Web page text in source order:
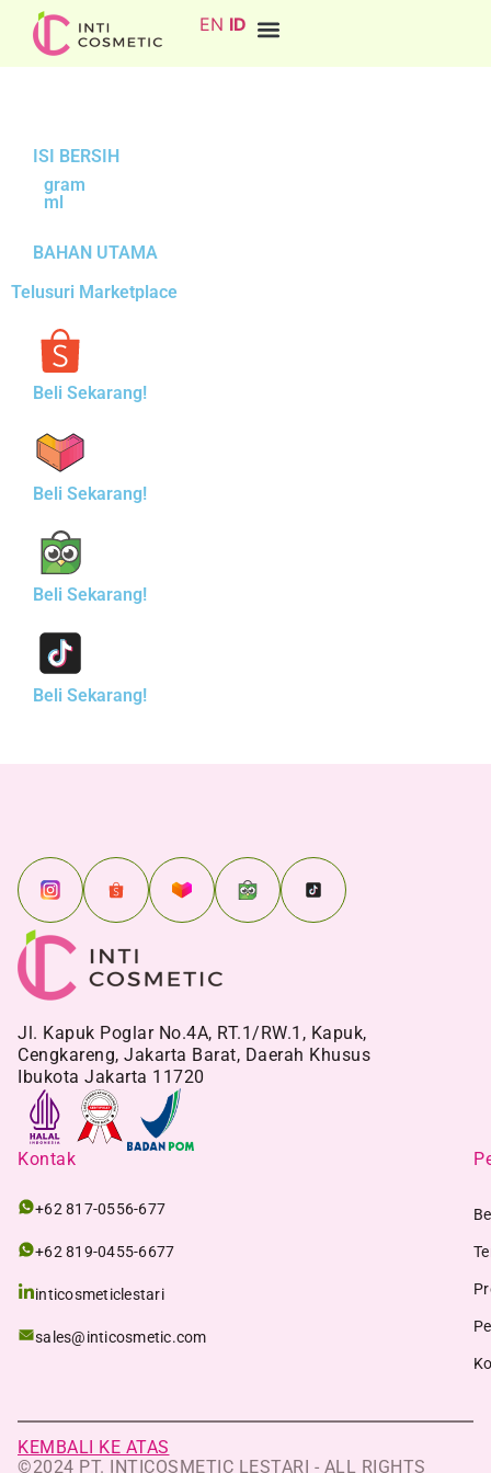
EN ID
ISI BERSIH
gram
ml
BAHAN UTAMA
Telusuri Marketplace
Beli Sekarang!
Beli Sekarang!
Beli Sekarang!
Beli Sekarang!
Jl. Kapuk Poglar No.4A, RT.1/RW.1, Kapuk,
Cengkareng, Jakarta Barat, Daerah Khusus
Ibukota Jakarta 11720
Kontak
+62 817-0556-677
+62 819-0455-6677
inticosmeticlestari
sales@inticosmetic.com
KEMBALI KE ATAS
©2024 PT. INTICOSMETIC LESTARI - ALL RIGHTS